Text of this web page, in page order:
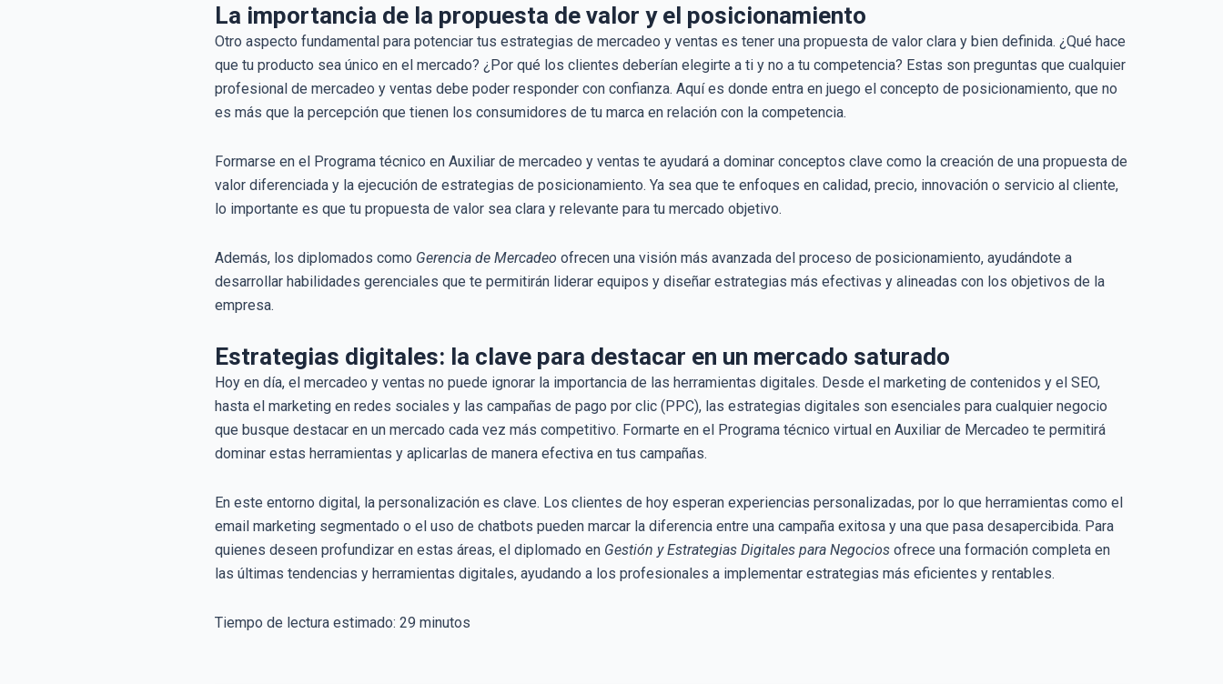
La importancia de la propuesta de valor y el posicionamiento
Otro aspecto fundamental para potenciar tus estrategias de mercadeo y ventas es tener una propuesta de valor clara y bien definida. ¿Qué hace
que tu producto sea único en el mercado? ¿Por qué los clientes deberían elegirte a ti y no a tu competencia? Estas son preguntas que cualquier
profesional de mercadeo y ventas debe poder responder con confianza. Aquí es donde entra en juego el concepto de posicionamiento, que no
es más que la percepción que tienen los consumidores de tu marca en relación con la competencia.
Formarse en el Programa técnico en Auxiliar de mercadeo y ventas te ayudará a dominar conceptos clave como la creación de una propuesta de
valor diferenciada y la ejecución de estrategias de posicionamiento. Ya sea que te enfoques en calidad, precio, innovación o servicio al cliente,
lo importante es que tu propuesta de valor sea clara y relevante para tu mercado objetivo.
Además, los diplomados como Gerencia de Mercadeo ofrecen una visión más avanzada del proceso de posicionamiento, ayudándote a
desarrollar habilidades gerenciales que te permitirán liderar equipos y diseñar estrategias más efectivas y alineadas con los objetivos de la
empresa.
Estrategias digitales: la clave para destacar en un mercado saturado
Hoy en día, el mercadeo y ventas no puede ignorar la importancia de las herramientas digitales. Desde el marketing de contenidos y el SEO,
hasta el marketing en redes sociales y las campañas de pago por clic (PPC), las estrategias digitales son esenciales para cualquier negocio
que busque destacar en un mercado cada vez más competitivo. Formarte en el Programa técnico virtual en Auxiliar de Mercadeo te permitirá
dominar estas herramientas y aplicarlas de manera efectiva en tus campañas.
En este entorno digital, la personalización es clave. Los clientes de hoy esperan experiencias personalizadas, por lo que herramientas como el
email marketing segmentado o el uso de chatbots pueden marcar la diferencia entre una campaña exitosa y una que pasa desapercibida. Para
quienes deseen profundizar en estas áreas, el diplomado en Gestión y Estrategias Digitales para Negocios ofrece una formación completa en
las últimas tendencias y herramientas digitales, ayudando a los profesionales a implementar estrategias más eficientes y rentables.
Tiempo de lectura estimado: 29 minutos